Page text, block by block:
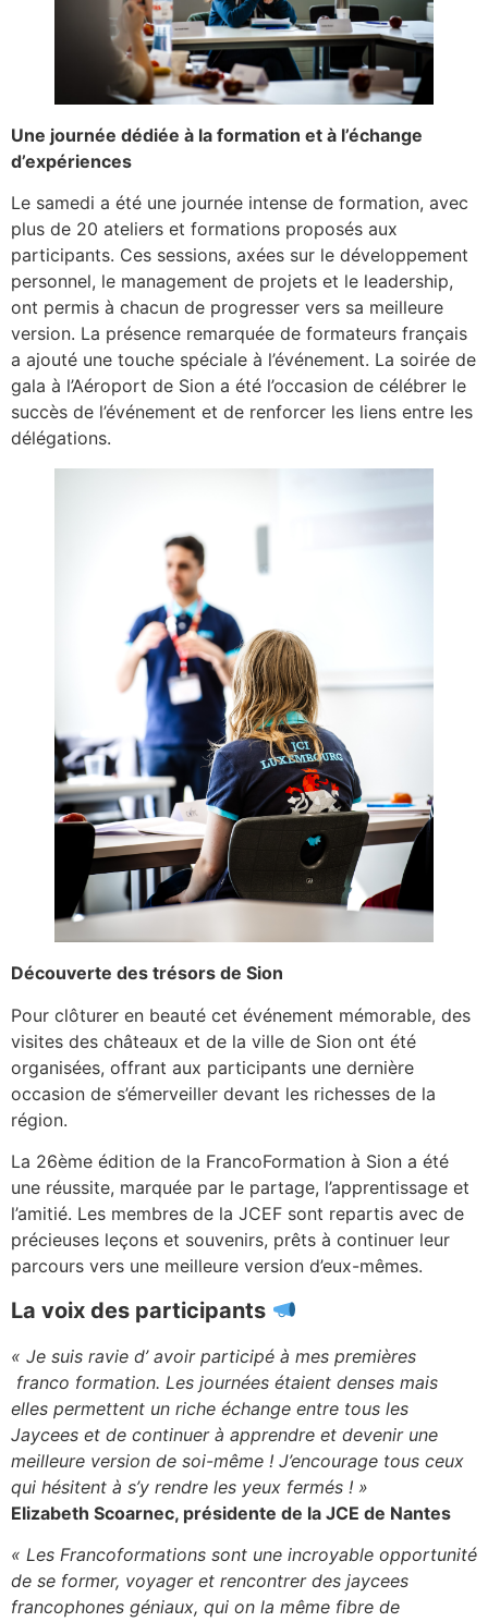
Une journée dédiée à la formation et à l’échange
d’expériences
Le samedi a été une journée intense de formation, avec
plus de 20 ateliers et formations proposés aux
participants. Ces sessions, axées sur le développement
personnel, le management de projets et le leadership,
ont permis à chacun de progresser vers sa meilleure
version. La présence remarquée de formateurs français
a ajouté une touche spéciale à l’événement. La soirée de
gala à l’Aéroport de Sion a été l’occasion de célébrer le
succès de l’événement et de renforcer les liens entre les
délégations.
Découverte des trésors de Sion
Pour clôturer en beauté cet événement mémorable, des
visites des châteaux et de la ville de Sion ont été
organisées, offrant aux participants une dernière
occasion de s’émerveiller devant les richesses de la
région.
La 26ème édition de la FrancoFormation à Sion a été
une réussite, marquée par le partage, l’apprentissage et
l’amitié. Les membres de la JCEF sont repartis avec de
précieuses leçons et souvenirs, prêts à continuer leur
parcours vers une meilleure version d’eux-mêmes.
La voix des participants
« Je suis ravie d’ avoir participé à mes premières
franco formation. Les journées étaient denses mais
elles permettent un riche échange entre tous les
Jaycees et de continuer à apprendre et devenir une
meilleure version de soi-même ! J’encourage tous ceux
qui hésitent à s’y rendre les yeux fermés ! »
Elizabeth Scoarnec, présidente de la JCE de Nantes
« Les Francoformations sont une incroyable opportunité
de se former, voyager et rencontrer des jaycees
francophones géniaux, qui on la même fibre de